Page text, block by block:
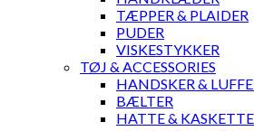
TÆPPER & PLAIDER
PUDER
VISKESTYKKER
TØJ & ACCESSORIES
HANDSKER &
BÆLTER
HATTE &